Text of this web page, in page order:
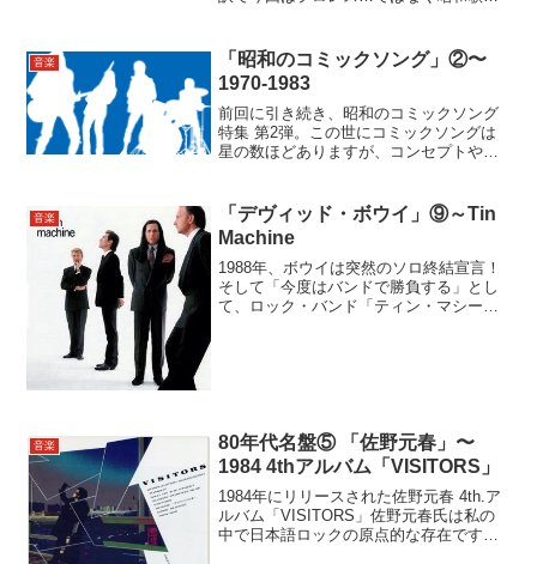
めてみました。◆世良公則vs原田真二
vsChar「ロック御三家...
音楽
「昭和のコミックソング」②〜
1970-1983
前回に引き続き、昭和のコミックソング
特集 第2弾。この世にコミックソングは
星の数ほどありますが、コンセプトやク
て、要は私の独断と偏見でセレクトした
70〜80年代の名曲...
音楽
「デヴィッド・ボウイ」⑨～Tin
Machine
1988年、ボウイは突然のソロ終結宣言！
そして「今度はバンドで勝負する」とし
て、ロック・バンド「ティン・マシー
音楽
80年代名盤⑤ 「佐野元春」〜
1984 4thアルバム「VISITORS」
1984年にリリースされた佐野元春 4th.ア
ルバム「VISITORS」佐野元春氏は私の
中で日本語ロックの原点的な存在です。